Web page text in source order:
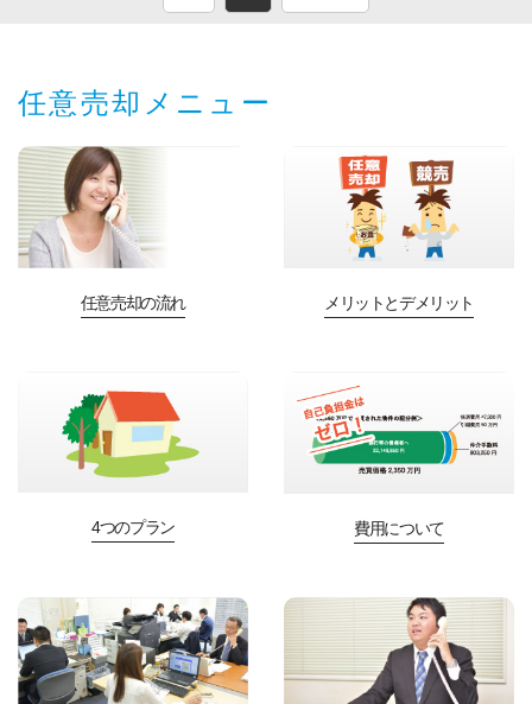
任意売却メニュー
任意売却の流れ メリットとデメリット
4つのプラン 費用について